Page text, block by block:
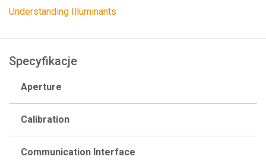
Understanding Illuminants
Specyfikacje
Aperture
Calibration
Communication Interface